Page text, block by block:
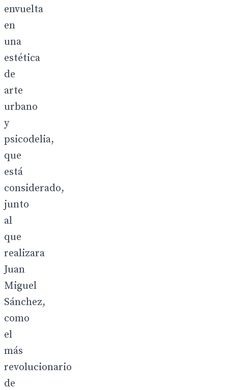
envuelta
en
una
estética
de
arte
urbano
y
psicodelia,
que
está
considerado,
junto
al
que
realizara
Juan
Miguel
Sánchez,
como
el
más
revolucionario
de